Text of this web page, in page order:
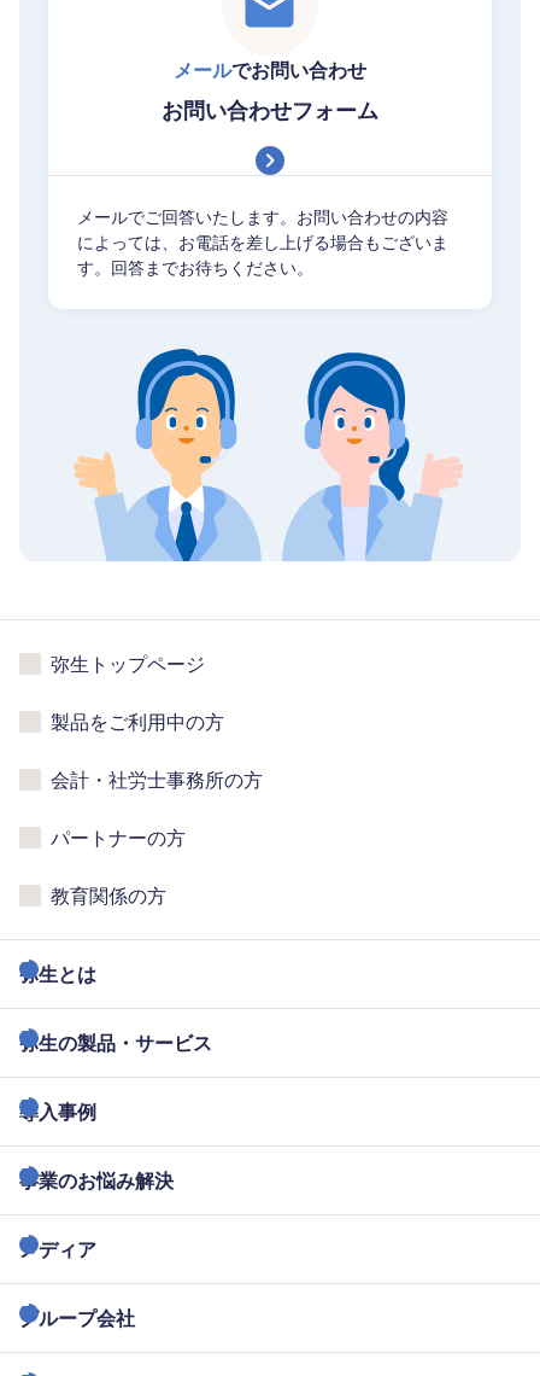
メールでお問い合わせ
お問い合わせフォーム
メールでご回答いたします。お問い合わせの内容
によっては、お電話を差し上げる場合もございま
す。回答までお待ちください。
弥生トップページ
製品をご利用中の方
会計・社労士事務所の方
パートナーの方
教育関係の方
弥生とは
弥生の製品・サービス
導入事例
事業のお悩み解決
メディア
グループ会社